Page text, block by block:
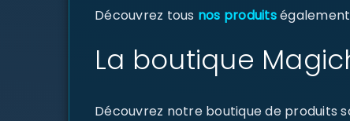
Découvrez tous nos produitségalement
La boutique
Découvrez notre boutique de produits